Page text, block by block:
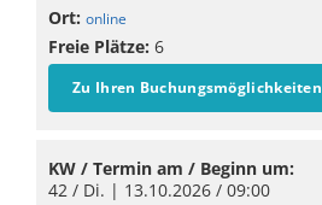
Ort: online
Freie Plätze: 6
Zu Ihren Buchungsmöglichkeiten
KW / Termin am / Beginn um:
42 / Di. | 13.10.2026 / 09:00